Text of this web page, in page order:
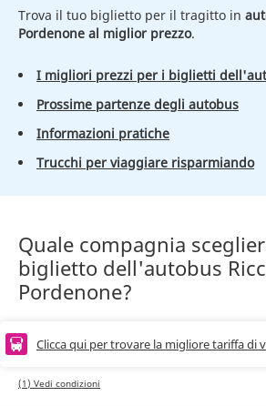
Trova il tuo biglietto per il tragitto in
Pordenone al miglior prezzo.
I migliori prezzi per i biglietti
Prossime partenze degli autobus
Informazioni pratiche
Trucchi per viaggiare risparmiando
Quale compagnia
biglietto dell'autobus
Pordenone?
Clicca qui per trovare la migliore tariffa di
(1) Vedi condizioni